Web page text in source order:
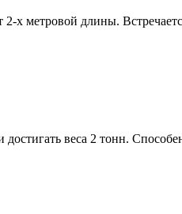
х метровой длины.
веса 2 тонн.